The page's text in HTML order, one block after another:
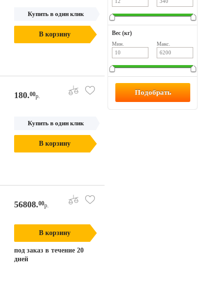
Купить в один клик
В корзину
180.00р.
Купить в один клик
В корзину
56808.00р.
В корзину
под заказ в течение 20
дней
Вес (кг)
Мин. Макс.